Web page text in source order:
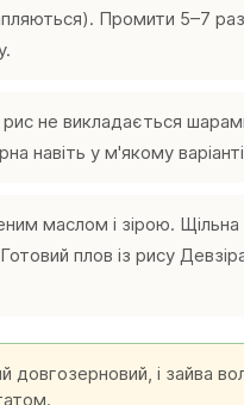
Промити 5–7
рис не викладається
навіть у м'якому
маслом і зірою.
плов із рису
довгозерновий, і зайва